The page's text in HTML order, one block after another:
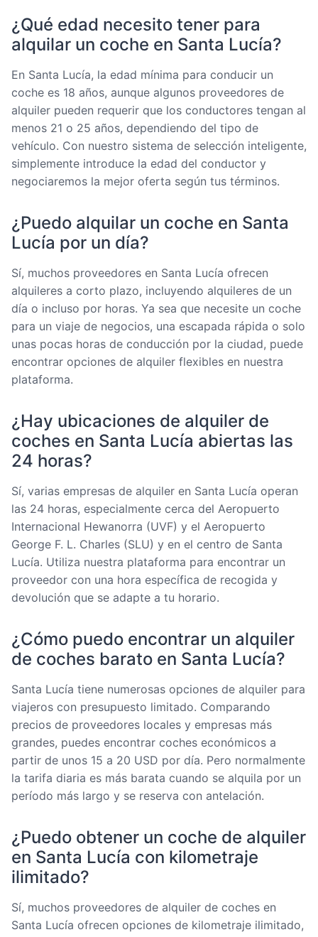
¿Qué edad necesito tener para
alquilar un coche en Santa Lucía?
En Santa Lucía, la edad mínima para conducir un
coche es 18 años, aunque algunos proveedores de
alquiler pueden requerir que los conductores tengan al
menos 21 o 25 años, dependiendo del tipo de
vehículo. Con nuestro sistema de selección inteligente,
simplemente introduce la edad del conductor y
negociaremos la mejor oferta según tus términos.
¿Puedo alquilar un coche en Santa
Lucía por un día?
Sí, muchos proveedores en Santa Lucía ofrecen
alquileres a corto plazo, incluyendo alquileres de un
día o incluso por horas. Ya sea que necesite un coche
para un viaje de negocios, una escapada rápida o solo
unas pocas horas de conducción por la ciudad, puede
encontrar opciones de alquiler flexibles en nuestra
plataforma.
¿Hay ubicaciones de alquiler de
coches en Santa Lucía abiertas las
24 horas?
Sí, varias empresas de alquiler en Santa Lucía operan
las 24 horas, especialmente cerca del Aeropuerto
Internacional Hewanorra (UVF) y el Aeropuerto
George F. L. Charles (SLU) y en el centro de Santa
Lucía. Utiliza nuestra plataforma para encontrar un
proveedor con una hora específica de recogida y
devolución que se adapte a tu horario.
¿Cómo puedo encontrar un alquiler
de coches barato en Santa Lucía?
Santa Lucía tiene numerosas opciones de alquiler para
viajeros con presupuesto limitado. Comparando
precios de proveedores locales y empresas más
grandes, puedes encontrar coches económicos a
partir de unos 15 a 20 USD por día. Pero normalmente
la tarifa diaria es más barata cuando se alquila por un
período más largo y se reserva con antelación.
¿Puedo obtener un coche de alquiler
en Santa Lucía con kilometraje
ilimitado?
Sí, muchos proveedores de alquiler de coches en
Santa Lucía ofrecen opciones de kilometraje ilimitado,